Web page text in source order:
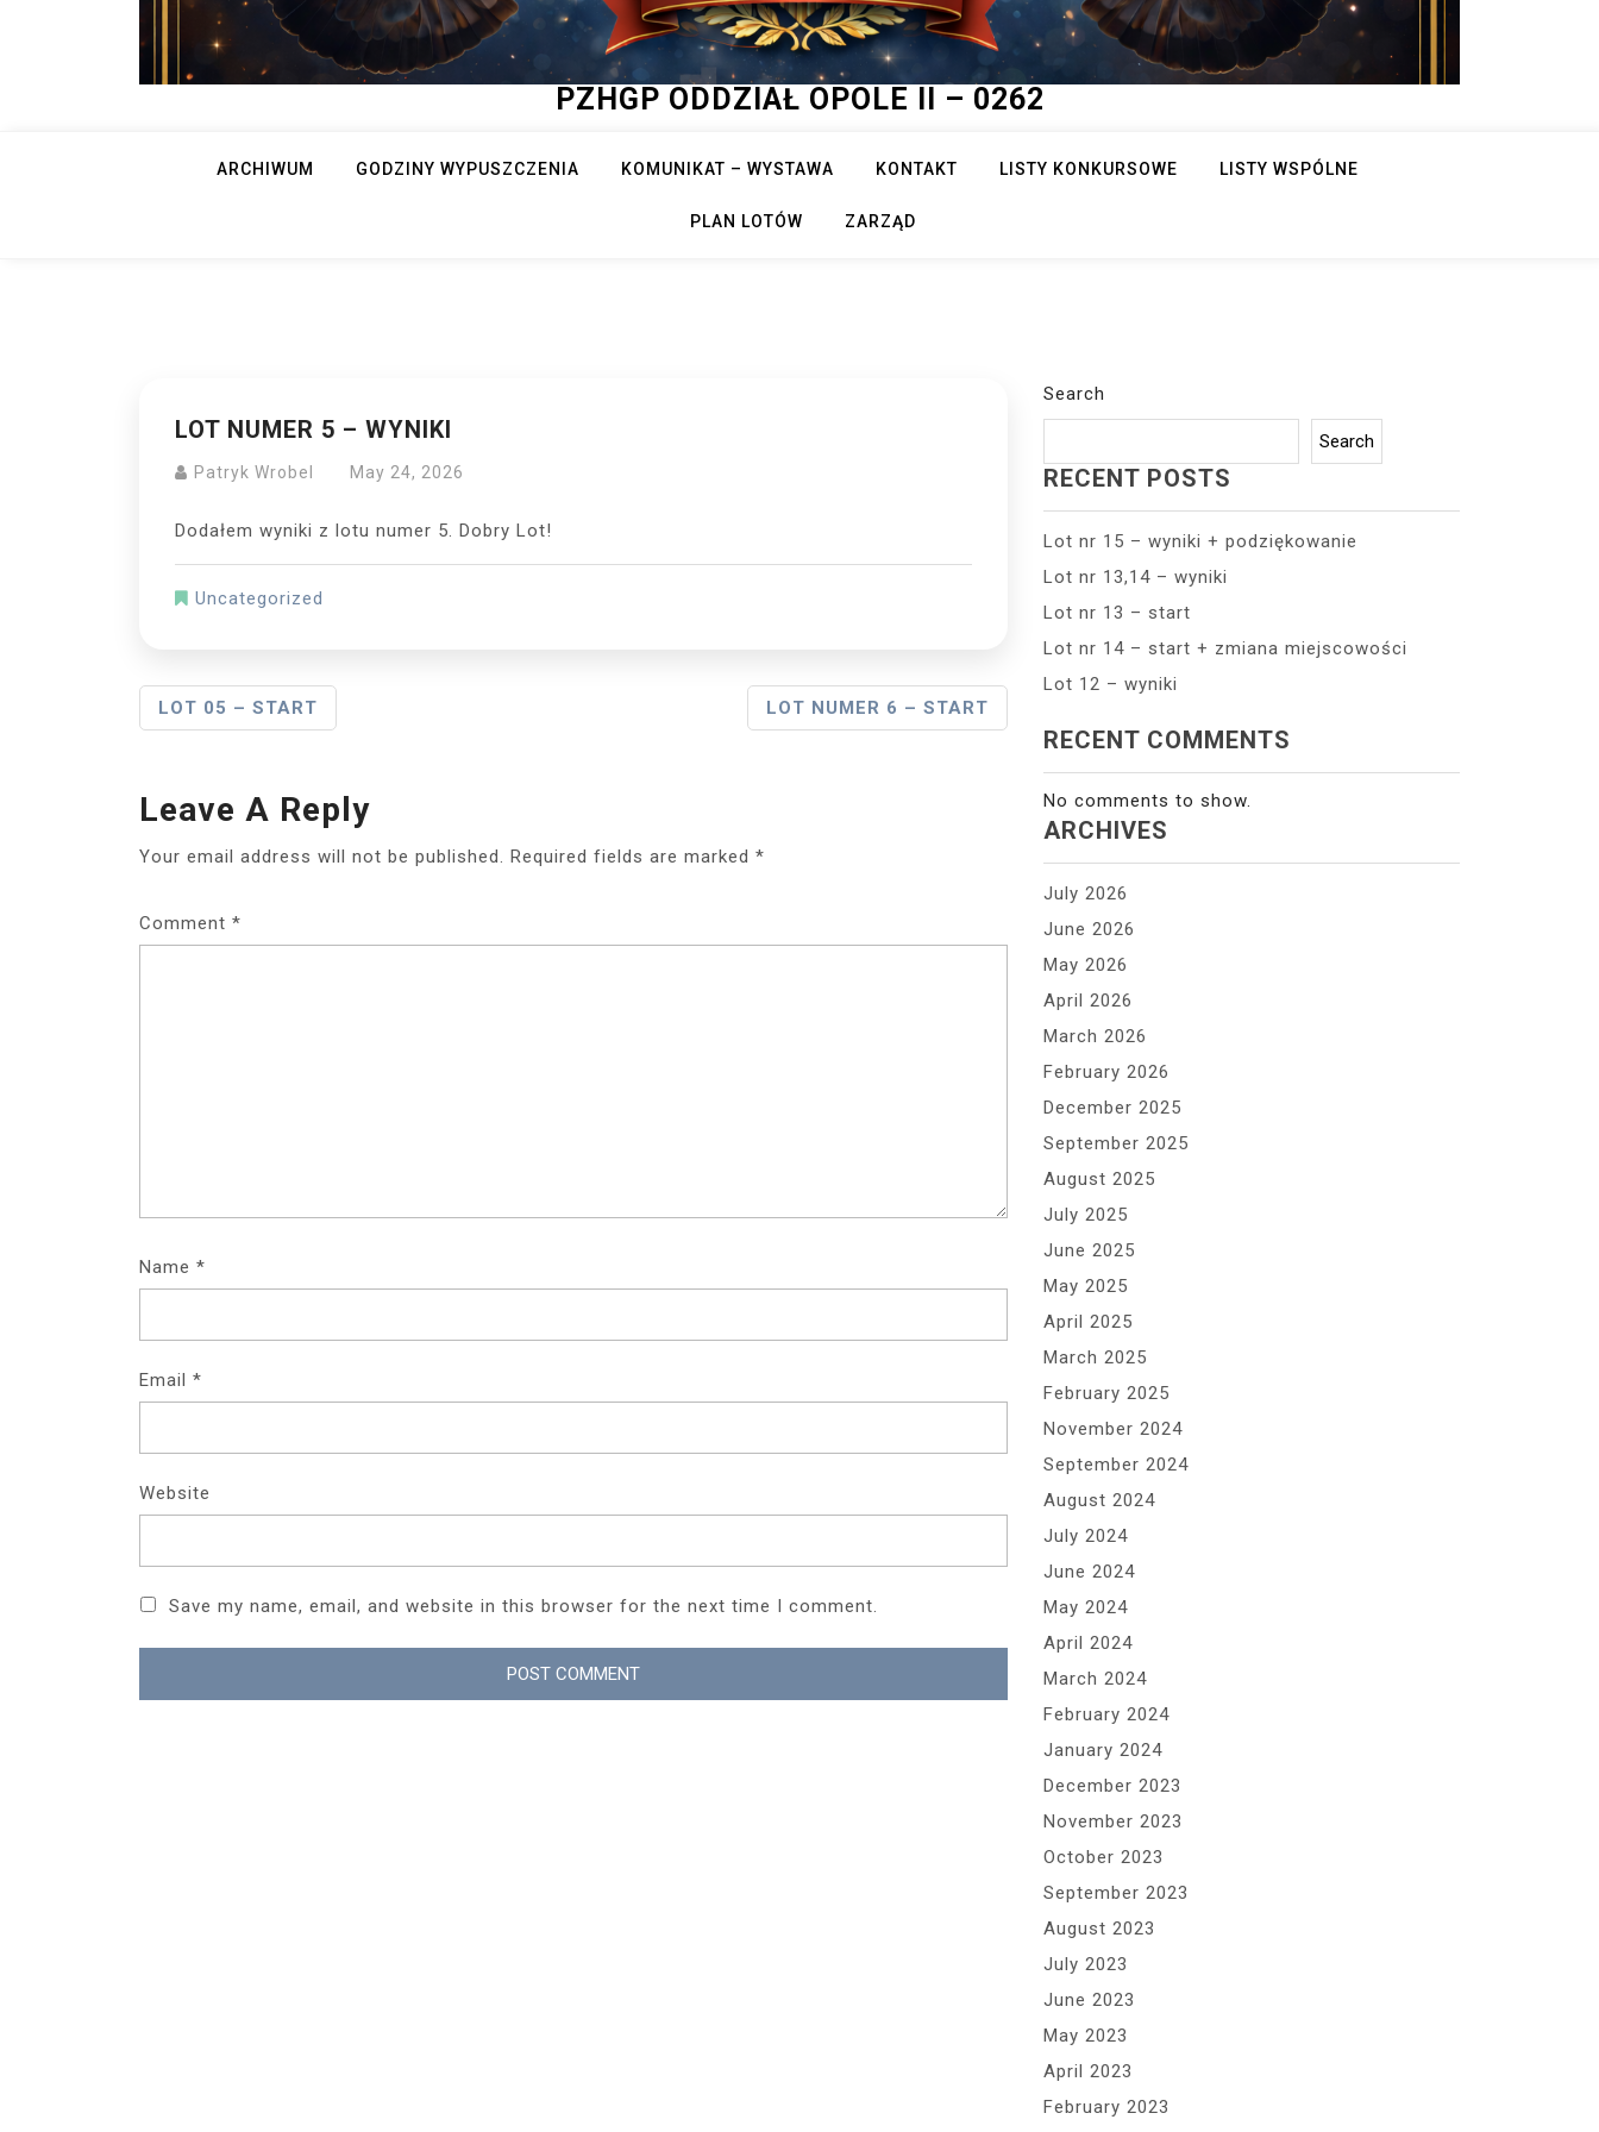
PZHGP ODDZIAŁ OPOLE II – 0262
ARCHIWUM GODZINY WYPUSZCZENIA KOMUNIKAT – WYSTAWA KONTAKT LISTY KONKURSOWE LISTY WSPÓLNE
PLAN LOTÓW ZARZĄD
LOT NUMER 5 – WYNIKI
Patryk Wrobel May 24, 2026
Dodałem wyniki z lotu numer 5. Dobry Lot!
Uncategorized
Post
LOT 05 – START LOT NUMER 6 – START
Leave A Reply
Your email address will not be published. Required fields are marked *
Comment *
Name *
Email *
Website
Save my name, email, and website in this browser for the next time I comment.
Search
Search
RECENT POSTS
Lot nr 15 – wyniki + podziękowanie
Lot nr 13,14 – wyniki
Lot nr 13 – start
Lot nr 14 – start + zmiana miejscowości
Lot 12 – wyniki
RECENT COMMENTS
No comments to show.
ARCHIVES
July 2026
June 2026
May 2026
April 2026
March 2026
February 2026
December 2025
September 2025
August 2025
July 2025
June 2025
May 2025
April 2025
March 2025
February 2025
November 2024
September 2024
August 2024
July 2024
June 2024
May 2024
April 2024
March 2024
February 2024
January 2024
December 2023
November 2023
October 2023
September 2023
August 2023
July 2023
June 2023
May 2023
April 2023
February 2023